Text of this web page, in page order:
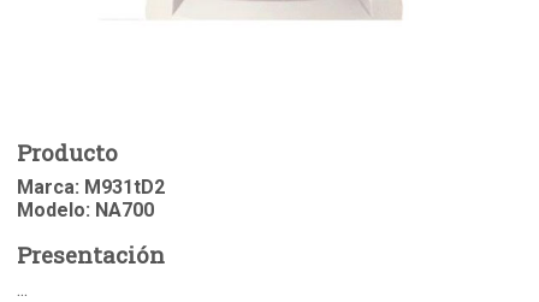
Producto
Marca: M931tD2
Modelo: NA700
Presentación
...